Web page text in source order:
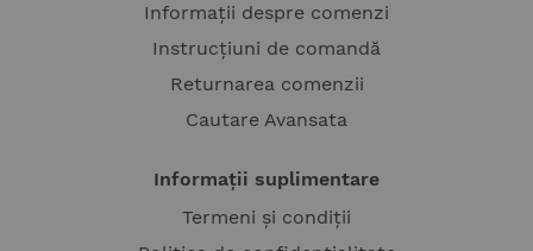
Informații despre comenzi
Instrucțiuni de comandă
Returnarea comenzii
Cautare Avansata
Informații suplimentare
Termeni și condiții